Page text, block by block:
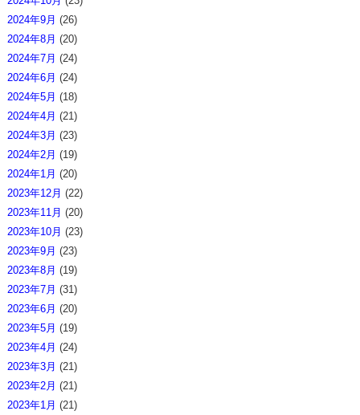
2024年9月 (26)
2024年8月 (20)
2024年7月 (24)
2024年6月 (24)
2024年5月 (18)
2024年4月 (21)
2024年3月 (23)
2024年2月 (19)
2024年1月 (20)
2023年12月 (22)
2023年11月 (20)
2023年10月 (23)
2023年9月 (23)
2023年8月 (19)
2023年7月 (31)
2023年6月 (20)
2023年5月 (19)
2023年4月 (24)
2023年3月 (21)
2023年2月 (21)
2023年1月 (21)